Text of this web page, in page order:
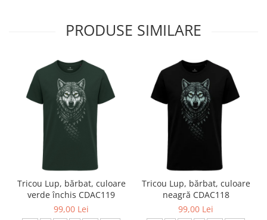
PRODUSE SIMILARE
Tricou Lup, bărbat, culoare
verde închis CDAC119
99,00 Lei
Tricou Lup, bărbat, culoare
neagră CDAC118
99,00 Lei